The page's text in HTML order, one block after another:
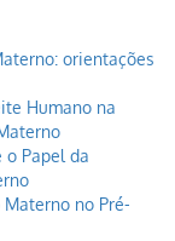
orientações
Humano na
o Papel da
no Pré-